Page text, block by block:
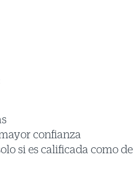
confianza
si es calificada como